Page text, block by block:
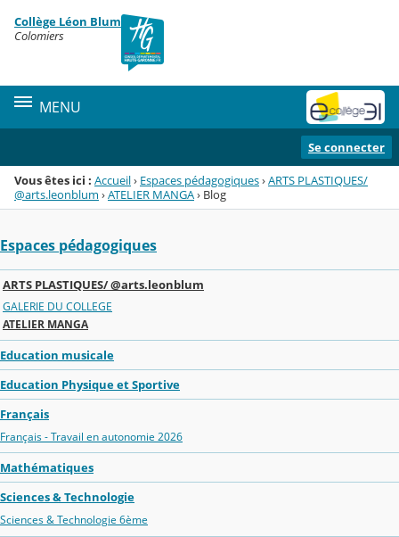
Menu de la rubrique
Contenu
Collège Léon Blum
Colomiers
MENU
Se connecter
Vous êtes ici : Accueil› Espaces pédagogiques›ARTS PLASTIQUES/
@arts.leonblum ›ATELIER MANGA› Blog
Espaces pédagogiques
ARTS PLASTIQUES/ @arts.leonblum
GALERIE DU COLLEGE
ATELIER MANGA
Education musicale
Education Physique et Sportive
Français
Français - Travail en autonomie 2026
Mathématiques
Sciences & Technologie
Sciences & Technologie 6ème